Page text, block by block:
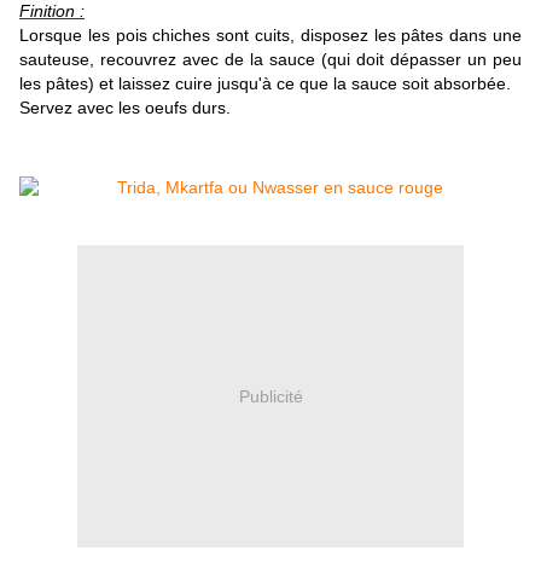
Finition :
Lorsque les pois chiches sont cuits, disposez les pâtes dans une
sauteuse, recouvrez avec de la sauce (qui doit dépasser un peu
les pâtes) et laissez cuire jusqu'à ce que la sauce soit absorbée.
Servez avec les oeufs durs.
Publicité